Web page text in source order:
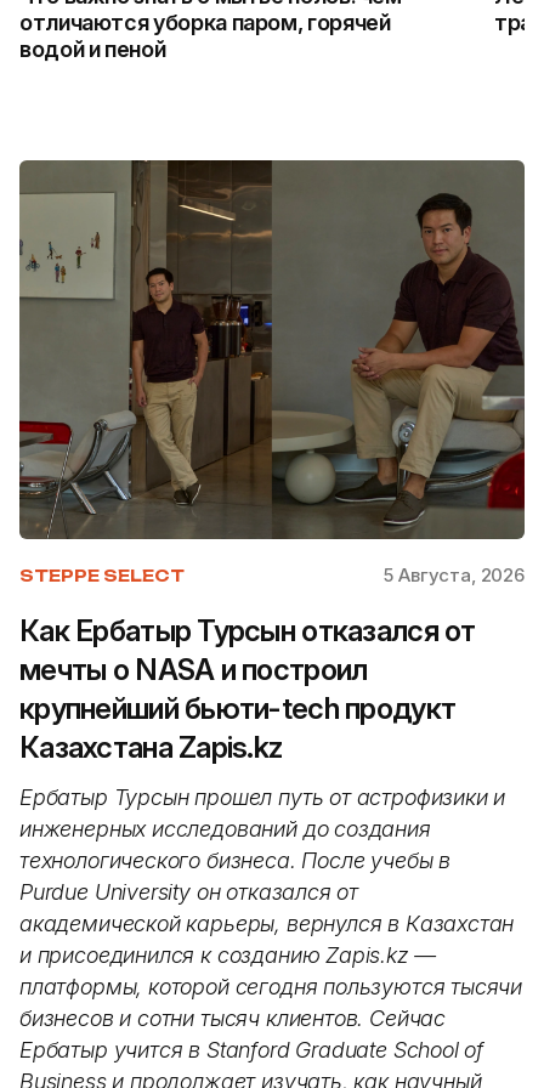
отличаются уборка паром, горячей
водой и пеной
STEPPE SELECT 5 Августа, 2026
Как Ербатыр Турсын отказался от
мечты о NASA и построил
крупнейший бьюти-tech продукт
Казахстана Zapis.kz
Ербатыр Турсын прошел путь от астрофизики и
инженерных исследований до создания
технологического бизнеса. После учебы в
Purdue University он отказался от
академической карьеры, вернулся в Казахстан
и присоединился к созданию Zapis.kz —
платформы, которой сегодня пользуются тысячи
бизнесов и сотни тысяч клиентов. Сейчас
Ербатыр учится в Stanford Graduate School of
Business и продолжает изучать, как научный